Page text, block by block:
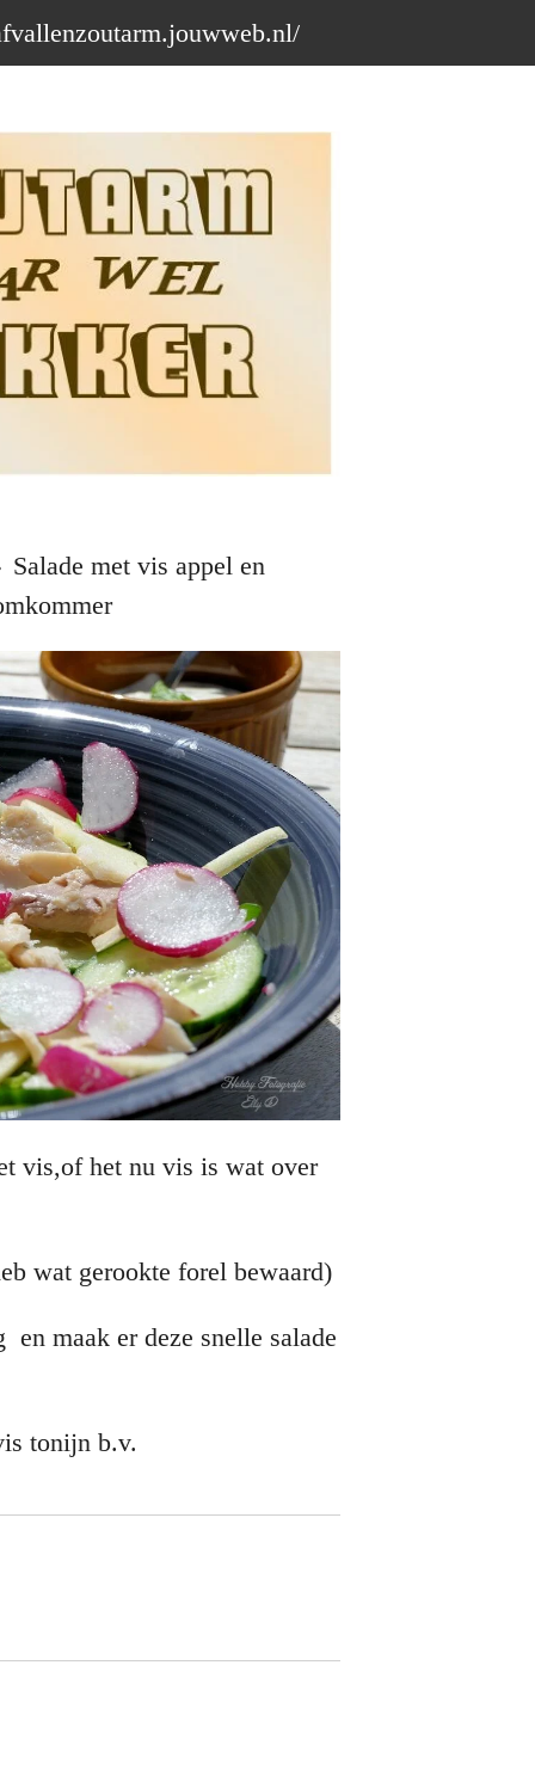
Salade met vis appel en
vis,of het nu vis is wat over
wat gerookte forel bewaard)
maak er deze snelle salade
tonijn b.v.